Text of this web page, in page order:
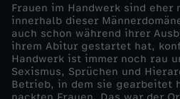
h
l
t
Frauen im Handwerk sind eher
innerhalb dieser
auch schon während ihrer
ihrem Abitur gestartet hat,
Handwerk ist immer noch rau
Sexismus, Sprüchen und
Betrieb, in dem sie gearbeitet